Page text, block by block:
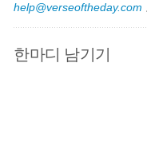
help@verseoftheday.com
한마디 남기기